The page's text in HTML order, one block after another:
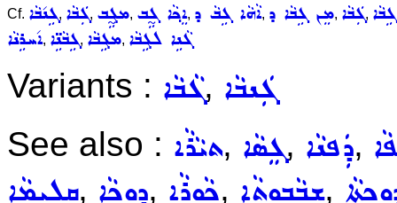
Cf. ܓܹܢ݇ܒܵܐ, ܓܲܒܵܐ, ܡܓ̰ܹܒ, ܐܸܟ݂ܵܐ ܓ̰ܹܒ, ܐܵܗܵܐ ܓܹܒܵ ܕ, ܡܸܢ ܓܹܒܵܐ ܕ, ܓܲܒܵܐ,
ܐ݇ܚܪܹܢܵܐ, ܓܹܒܵܢܹ̈ܐ, ܡܓܹܒܵܐ, ܓܵܢܹܐ ܠܓܹܒܵܐ
Variants : ܓܵܒܵܐ, ܓܲܢܒܵܐ
See also : ܬܝܵܪܵܐ, ܓܸܣܵܐ, ܕܲܦܢܵܐ,
ܩܠܹܝܡܵܐ, ܕܘܼܟܵܐ, ܟܵܘܪܵܐ, ܫܒ݂ܵܒ݂ܘܼܬܵܐ,